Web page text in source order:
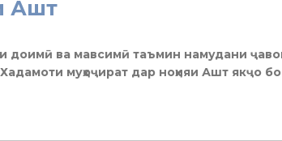
Ашт
ва мавсимӣ таъмин намудани
муҳоҷират дар ноҳияи Ашт якҷо